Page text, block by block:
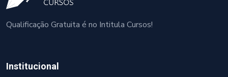
Qualificação Gratuita é no Intitula Cursos!
Institucional